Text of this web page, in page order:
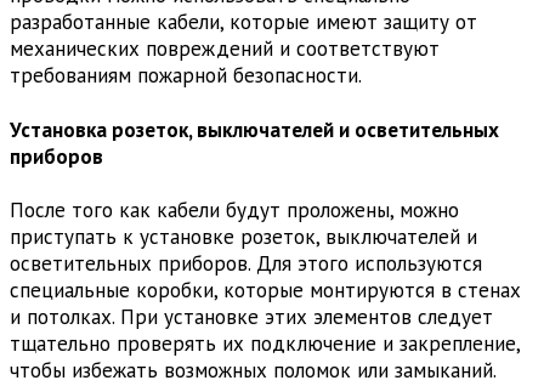
разработанные кабели, которые имеют защиту от
механических повреждений и соответствуют
требованиям пожарной безопасности.
Установка розеток, выключателей и осветительных
приборов
После того как кабели будут проложены, можно
приступать к установке розеток, выключателей и
осветительных приборов. Для этого используются
специальные коробки, которые монтируются в стенах
и потолках. При установке этих элементов следует
тщательно проверять их подключение и закрепление,
чтобы избежать возможных поломок или замыканий.